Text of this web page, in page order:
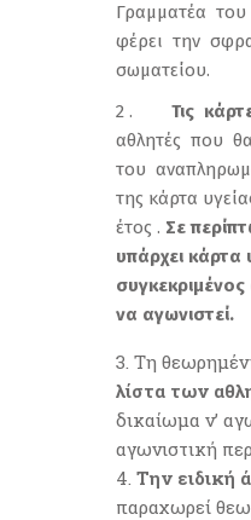
Γραμματέα
φέρει την
σωματείου.
2 . Τις
αθλητές που
του
της κάρτα
έτος . Σε
υπάρχει κάρτα
να αγωνιστεί.
Τη
λίστα των
δικαίωμα ν’
αγωνιστική
Την ειδική
παραχωρεί